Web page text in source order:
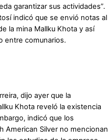
garantizar sus actividades”.
indicó que se envió notas al
la mina Mallku Khota y así
entre comunarios.
dijo ayer que la
Khota reveló la existencia
indicó que los
American Silver no mencionan